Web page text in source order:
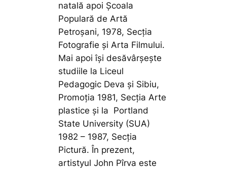
natală apoi Școala
Populară de Artă
Petroşani, 1978, Secţia
Fotografie și Arta Filmului.
Mai apoi își desăvârșește
studiile la Liceul
Pedagogic Deva şi Sibiu,
Promoţia 1981, Secţia Arte
plastice și la Portland
State University (SUA)
1982 – 1987, Secţia
Pictură. În prezent,
artistyul John Pîrva este